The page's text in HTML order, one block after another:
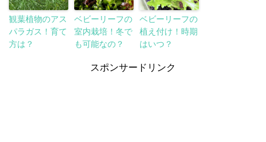
観葉植物のアス
パラガス！育て
方は？
ベビーリーフの
室内栽培！冬で
も可能なの？
ベビーリーフの
植え付け！時期
はいつ？
スポンサードリンク